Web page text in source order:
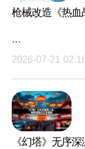
枪械改造《热血
···
2026-07-21
《幻塔》无序